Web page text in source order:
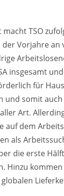
macht TSO
Vorjahre an
insgesamt
für
und somit
Art.
auf dem
als
die erste
Hinzu